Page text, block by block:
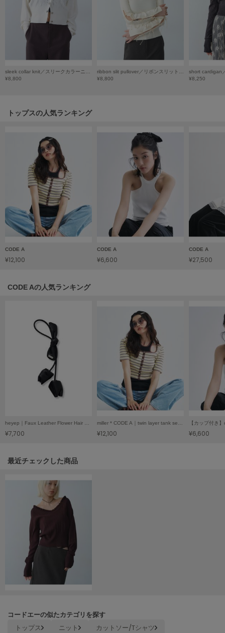
ラート
le
le coq sportif
ルコックスポルティフ
レスポートサック
LILY BROWN
リリーブラウン
LILY BROWN Lingerie
リリーブラウンランジェリー
LITTLE UNION TOKYO
リトルユニオン トウキョウ
MIESROHE
ミラオーウェン
モワージュ
NEW Balance
ニューバランス
NOWNS
ナウンス
¥8,800
¥8,800
¥8,250
トップスの人気ランキング
CODE A
¥12,100
CODE A
¥6,600
CODE A
¥27,500
CODE Aの人気ランキング
heyep｜Faux Leather Flower Hair Tie／ヘイップ｜フェイクレザーフラワーヘアゴム
¥7,700
miller＊CODE A｜twin layer tank set／ミラー＊コードエー｜ツインレイヤータンクセット
¥12,100 ¥6,600
関連記事
最近チェックした商品
コードエーの似たカテゴリを探す
トップス ニット
カットソー/Tシャツ